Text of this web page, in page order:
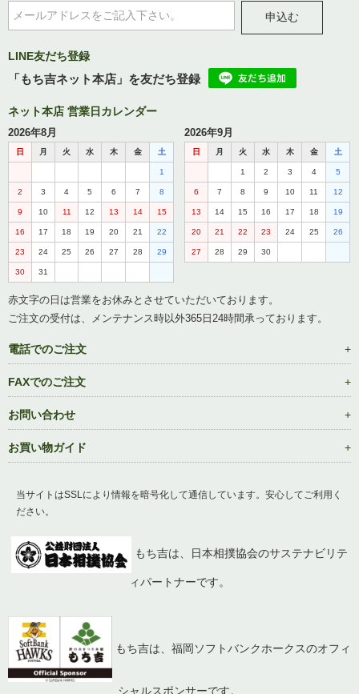
申込む
LINE友だち登録
「もち吉ネット本店」を友だち登録
ネット本店 営業日カレンダー
2026年8月
日 月 火 水 木 金 土
1
2 3 4 5 6 7 8
9 10 11 12 13 14 15
16 17 18 19 20 21 22
23 24 25 26 27 28 29
30 31
2026年9月
日 月 火 水 木 金 土
1 2 3 4 5
6 7 8 9 10 11 12
13 14 15 16 17 18 19
20 21 22 23 24 25 26
27 28 29 30
赤文字の日は営業をお休みとさせていただいております。
ご注文の受付は、メンテナンス時以外365日24時間承っております。
電話でのご注文
FAXでのご注文
お問い合わせ
お買い物ガイド
当サイトはSSLにより情報を暗号化して通信しています。安心してご利用く
ださい。
もち吉は、日本相撲協会のサステナビリテ
ィパートナーです。
もち吉は、福岡ソフトバンクホークスのオフィ
シャルスポンサーです。